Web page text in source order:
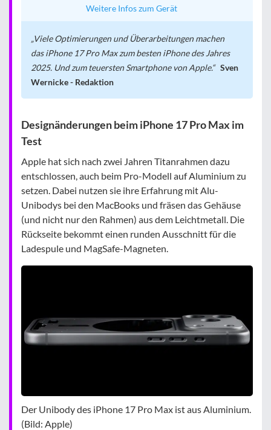
Weitere Infos zum Gerät
Viele Optimierungen und Überarbeitungen machen
das iPhone 17 Pro Max zum besten iPhone des Jahres
2025. Und zum teuersten Smartphone von Apple.
Sven
Wernicke - Redaktion
Designänderungen beim iPhone 17 Pro Max im
Test
Apple hat sich nach zwei Jahren Titanrahmen dazu
entschlossen, auch beim Pro-Modell auf Aluminium zu
setzen. Dabei nutzen sie ihre Erfahrung mit Alu-
Unibodys bei den MacBooks und fräsen das Gehäuse
(und nicht nur den Rahmen) aus dem Leichtmetall. Die
Rückseite bekommt einen runden Ausschnitt für die
Ladespule und MagSafe-Magneten.
Der Unibody des iPhone 17 Pro Max ist aus Aluminium.
(Bild: Apple)